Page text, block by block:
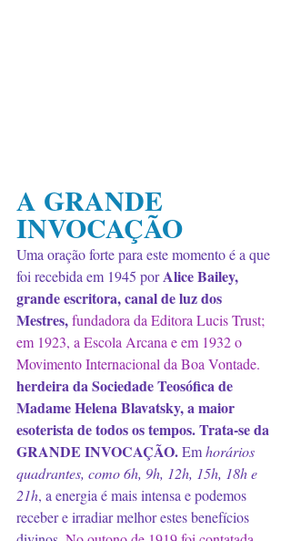
A GRANDE
INVOCAÇÃO
Uma oração forte para este momento é a que
foi recebida em 1945 por Alice Bailey,
grande escritora, canal de luz dos
Mestres, fundadora da Editora Lucis Trust;
em 1923, a Escola Arcana e em 1932 o
Movimento Internacional da Boa Vontade.
herdeira da Sociedade Teosófica de
Madame Helena Blavatsky, a maior
esoterista de todos os tempos. Trata-se da
GRANDE INVOCAÇÃO. Em horários
quadrantes, como 6h, 9h, 12h, 15h, 18h e
21h, a energia é mais intensa e podemos
receber e irradiar melhor estes benefícios